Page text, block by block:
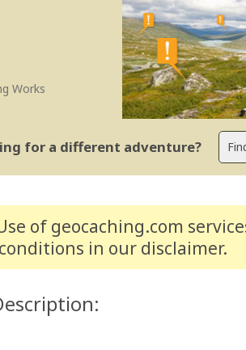
Works
for a different adventure?
of geocaching.com
in our disclaimer.